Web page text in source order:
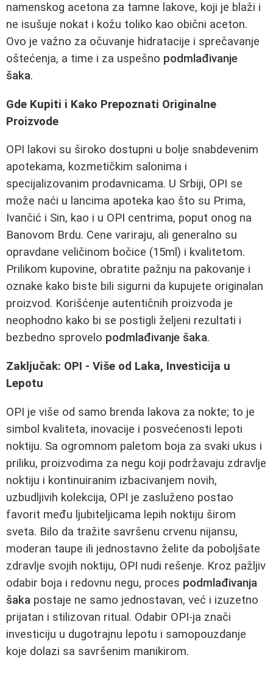
namenskog acetona za tamne lakove, koji je blaži i
ne isušuje nokat i kožu toliko kao obični aceton.
Ovo je važno za očuvanje hidratacije i sprečavanje
oštećenja, a time i za uspešno podmlađivanje
šaka.
Gde Kupiti i Kako Prepoznati Originalne
Proizvode
OPI lakovi su široko dostupni u bolje snabdevenim
apotekama, kozmetičkim salonima i
specijalizovanim prodavnicama. U Srbiji, OPI se
može naći u lancima apoteka kao što su Prima,
Ivančić i Sin, kao i u OPI centrima, poput onog na
Banovom Brdu. Cene variraju, ali generalno su
opravdane veličinom bočice (15ml) i kvalitetom.
Prilikom kupovine, obratite pažnju na pakovanje i
oznake kako biste bili sigurni da kupujete originalan
proizvod. Korišćenje autentičnih proizvoda je
neophodno kako bi se postigli željeni rezultati i
bezbedno sprovelo podmlađivanje šaka.
Zaključak: OPI - Više od Laka, Investicija u
Lepotu
OPI je više od samo brenda lakova za nokte; to je
simbol kvaliteta, inovacije i posvećenosti lepoti
noktiju. Sa ogromnom paletom boja za svaki ukus i
priliku, proizvodima za negu koji podržavaju zdravlje
noktiju i kontinuiranim izbacivanjem novih,
uzbudljivih kolekcija, OPI je zasluženo postao
favorit među ljubiteljicama lepih noktiju širom
sveta. Bilo da tražite savršenu crvenu nijansu,
moderan taupe ili jednostavno želite da poboljšate
zdravlje svojih noktiju, OPI nudi rešenje. Kroz pažljiv
odabir boja i redovnu negu, proces podmlađivanja
šaka postaje ne samo jednostavan, već i izuzetno
prijatan i stilizovan ritual. Odabir OPI-ja znači
investiciju u dugotrajnu lepotu i samopouzdanje
koje dolazi sa savršenim manikirom.